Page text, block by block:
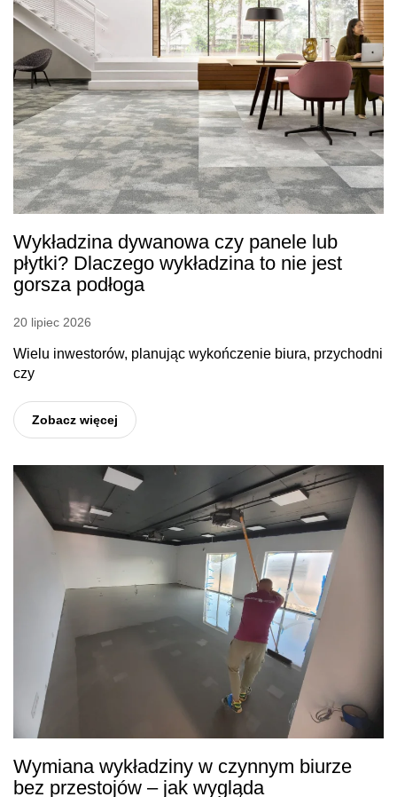
Wykładzina dywanowa czy panele lub
płytki? Dlaczego wykładzina to nie jest
gorsza podłoga
20 lipiec 2026
Wielu inwestorów, planując wykończenie biura, przychodni
czy
Zobacz więcej
Wymiana wykładziny w czynnym biurze
bez przestojów – jak wygląda